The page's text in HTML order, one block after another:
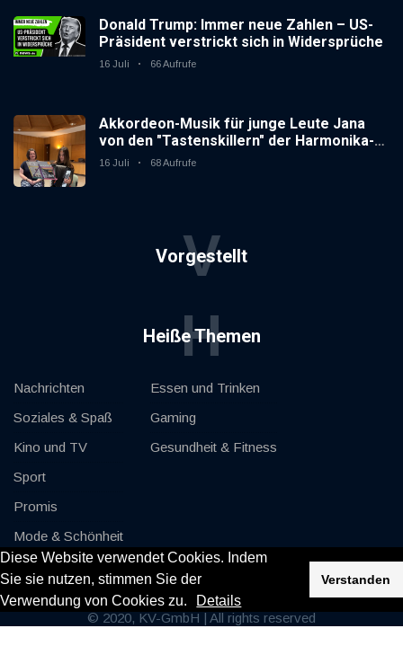
Diese Website verwendet Cookies. Indem
Sie sie nutzen, stimmen Sie der
Verwendung von Cookies zu.
Details
Verstanden
Donald Trump: Immer neue Zahlen – US-
Präsident verstrickt sich in Widersprüche
16 Juli 66 Aufrufe
Akkordeon-Musik für junge Leute Jana
von den "Tastenskillern" der Harmonika-
Vereinigung Gaggenau zeigt, wie "jung"
16 Juli 68 Aufrufe
Vorgestellt
V
Heiße Themen
H
Nachrichten
Soziales & Spaß
Kino und TV
Sport
Promis
Mode & Schönheit
Autos & Motor
Essen und Trinken
Gaming
Gesundheit & Fitness
© 2020, KV-GmbH | All rights reserved